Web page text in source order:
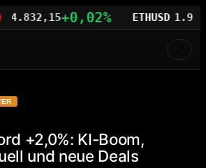
+0,02% ETHUSD 1.913,51
+2,0%: KI-Boom,
und neue Deals